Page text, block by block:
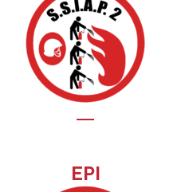
EPI